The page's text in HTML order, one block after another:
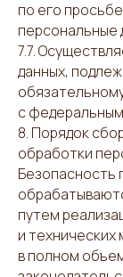
по его
персональные
7.7.
данных,
с
8. Порядок
обработки
Безопасность
путем
и
в полном